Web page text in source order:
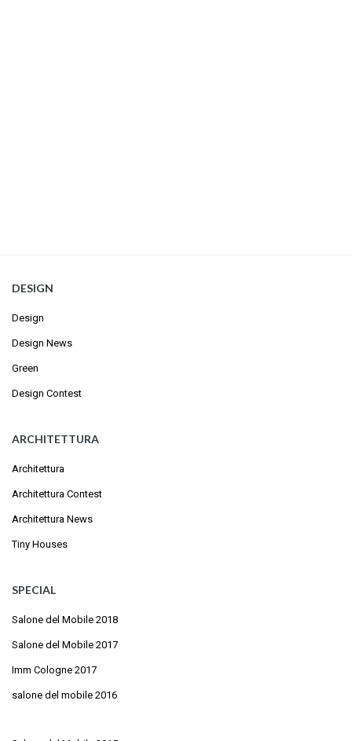
DESIGN
Design
Design News
Green
Design Contest
ARCHITETTURA
Architettura
Architettura Contest
Architettura News
Tiny Houses
SPECIAL
Salone del Mobile 2018
Salone del Mobile 2017
Imm Cologne 2017
salone del mobile 2016